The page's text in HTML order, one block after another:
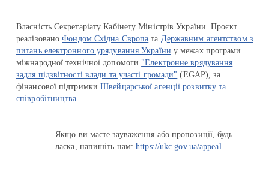
Власність Секретаріату Кабінету Міністрів України. Проєкт
реалізованоФондом Східна Європа та Державним агентством з
питань електронного урядування України у межах програми
міжнародної технічної допомоги "Електронне врядування
задля підзвітності влади та участі громади" (EGAP), за
фінансової підтримкиШвейцарської агенції розвитку та
співробітництва
Якщо ви маєте зауваження або пропозиції, будь
ласка, напишіть нам:https://ukc.gov.ua/appeal